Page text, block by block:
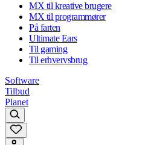
MX til kreative brugere
MX til programmører
På farten
Ultimate Ears
Til gaming
Til erhvervsbrug
Software
Tilbud
Planet